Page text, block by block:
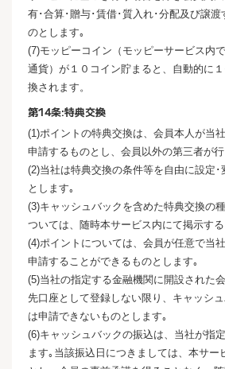
有･合算･贈与･賃借･質入れ･分配及び譲渡
のとします｡
(7)モッピーコイン（モッピーサービス内
通貨）が１０コイン貯まると、自動的に
換されます。
第14条:特典交換
(1)ポイントの特典交換は、会員本人が当
申請するものとし、会員以外の第三者が
(2)当社は特典交換の条件等を自由に設定
とします｡
(3)キャッシュバックを含めた特典交換の
ついては、随時本サービス内にて掲示す
(4)ポイントについては、会員が任意で当
申請することができるものとします｡
(5)当社の指定する金融機関に開設された
先口座として登録しない限り、キャッシ
は申請できないものとします｡
(6)キャッシュバックの振込は、当社が指
ます｡当該振込日につきましては、本サー